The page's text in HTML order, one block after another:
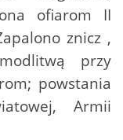
ofiarom II
znicz ,
przy
powstania
Armii